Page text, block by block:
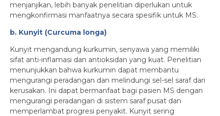
menjanjikan, lebih banyak penelitian diperlukan untuk
mengkonfirmasi manfaatnya secara spesifik untuk MS.
b. Kunyit (Curcuma longa)
Kunyit mengandung kurkumin, senyawa yang memiliki
sifat anti-inflamasi dan antioksidan yang kuat. Penelitian
menunjukkan bahwa kurkumin dapat membantu
mengurangi peradangan dan melindungi sel-sel saraf dari
kerusakan. Ini dapat bermanfaat bagi pasien MS dengan
mengurangi peradangan di sistem saraf pusat dan
memperlambat progresi penyakit. Kunyit sering